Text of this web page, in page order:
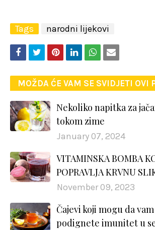
Tags narodni lijekovi
MOŽDA ĆE VAM SE SVIDJETI OVI
Nekoliko napitka za
tokom zime
January 07, 2024
VITAMINSKA BOMBA
POPRAVLJA KRVNU
November 09, 2023
Čajevi koji mogu da
podignete imunitet u